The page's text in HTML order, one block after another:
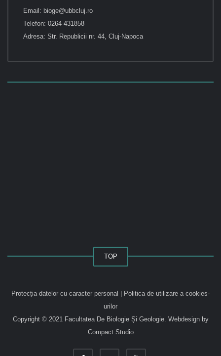
Email: bioge@ubbcluj.ro
Telefon: 0264-431858
Adresa: Str. Republicii nr. 44, Cluj-Napoca
TOP
Protecția datelor cu caracter personal
Politica de utilizare a cookies-
urilor
Copyright © 2021 Facultatea De Biologie Și Geologie. Webdesign by
Compact Studio